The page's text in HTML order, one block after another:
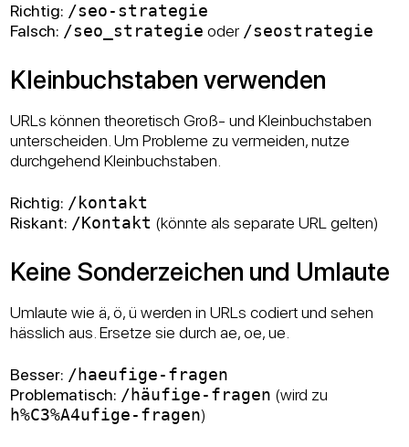
Richtig: /seo-strategie
Falsch: /seo_strategie oder /seostrategie
Kleinbuchstaben verwenden
URLs können theoretisch Groß- und Kleinbuchstaben
unterscheiden. Um Probleme zu vermeiden, nutze
durchgehend Kleinbuchstaben.
Richtig: /kontakt
Riskant: /Kontakt (könnte als separate URL gelten)
Keine Sonderzeichen und Umlaute
Umlaute wie ä, ö, ü werden in URLs codiert und sehen
hässlich aus. Ersetze sie durch ae, oe, ue.
Besser: /haeufige-fragen
Problematisch: /häufige-fragen (wird zu
h%C3%A4ufige-fragen)